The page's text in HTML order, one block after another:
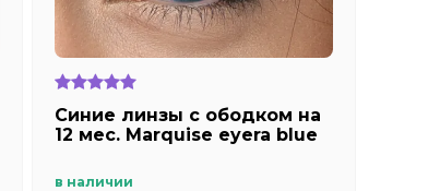
Синие линзы с ободком на
12 мес. Marquise eyera blue
в наличии